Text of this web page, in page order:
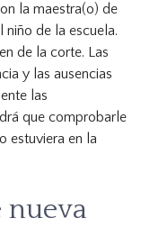
la maestra(o) de
niño de la escuela.
de la corte. Las
y las ausencias
las
que comprobarle
estuviera en la
nueva